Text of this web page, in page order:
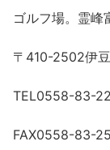
三島市
南伊豆町
函南町
西伊豆町
宿泊・予約
旅程作成
AIルートプラ
アクセス
ゴルフ場。霊峰
〒410-2502伊
TEL0558-83-
FAX0558-83-